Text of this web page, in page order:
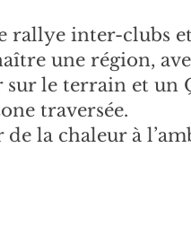
rallye inter-clubs
une région,
sur le terrain et un
traversée.
la chaleur à